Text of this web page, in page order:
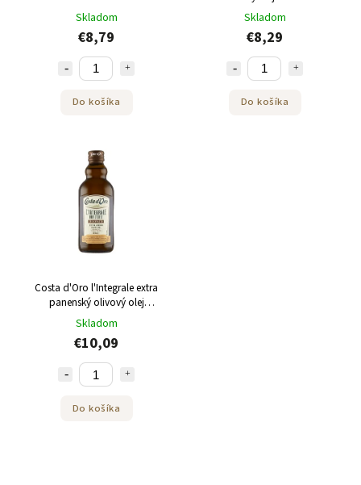
Skladom
€8,79
Do košíka
Skladom
€8,29
Do košíka
Costa d'Oro l'Integrale extra
panenský olivový olej
nefiltrovaný 500 ml
Skladom
€10,09
Do košíka